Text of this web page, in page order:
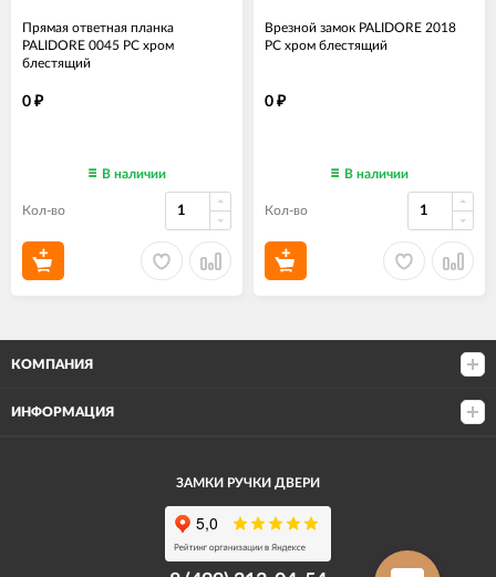
Прямая ответная планка
PALIDORE 0045 PC хром
блестящий
0 ₽
В наличии
Кол-во
Врезной замок PALIDORE 2018
PC хром блестящий
0 ₽
В наличии
Кол-во
КОМПАНИЯ
ИНФОРМАЦИЯ
ЗАМКИ РУЧКИ ДВЕРИ